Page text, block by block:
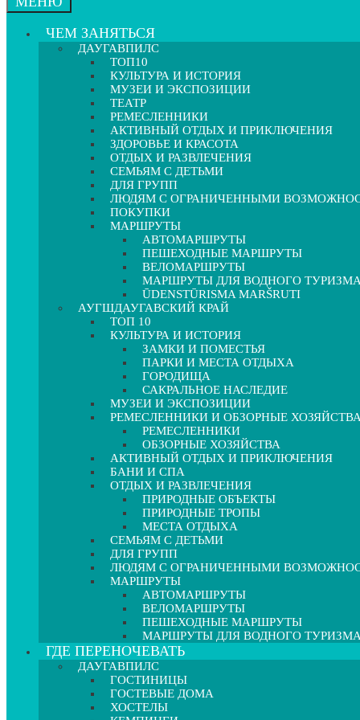
ЧЕМ ЗАНЯТЬСЯ
ДАУГАВПИЛС
ТОП10
КУЛЬТУРА И ИСТОРИЯ
МУЗЕИ И ЭКСПОЗИЦИИ
ТЕАТР
РЕМЕСЛЕННИКИ
АКТИВНЫЙ ОТДЫХ И ПРИКЛЮЧЕНИЯ
ЗДОРОВЬЕ И КРАСОТА
ОТДЫХ И РАЗВЛЕЧЕНИЯ
СЕМЬЯМ С ДЕТЬМИ
ДЛЯ ГРУПП
ЛЮДЯМ С ОГРАНИЧЕННЫМИ
ПОКУПКИ
МАРШРУТЫ
АВТОМАРШРУТЫ
ПЕШЕХОДНЫЕ МАРШРУТЫ
ВЕЛОМАРШРУТЫ
МАРШРУТЫ ДЛЯ ВОДНОГО ТУРИЗМА
ŪDENSTŪRISMA MARŠRUTI
АУГШДАУГАВСКИЙ КРАЙ
ТОП 10
КУЛЬТУРА И ИСТОРИЯ
ЗАМКИ И ПОМЕСТЬЯ
ПАРКИ И МЕСТА ОТДЫХА
ГОРОДИЩА
САКРАЛЬНОЕ НАСЛЕДИЕ
МУЗЕИ И ЭКСПОЗИЦИИ
РЕМЕСЛЕННИКИ И ОБЗОРНЫЕ ХОЗЯЙСТВА
РЕМЕСЛЕННИКИ
ОБЗОРНЫЕ ХОЗЯЙСТВА
АКТИВНЫЙ ОТДЫХ И ПРИКЛЮЧЕНИЯ
БАНИ И СПА
ОТДЫХ И РАЗВЛЕЧЕНИЯ
ПРИРОДНЫЕ ОБЪЕКТЫ
ПРИРОДНЫЕ ТРОПЫ
МЕСТА ОТДЫХА
СЕМЬЯМ С ДЕТЬМИ
ДЛЯ ГРУПП
ЛЮДЯМ С ОГРАНИЧЕННЫМИ
МАРШРУТЫ
АВТОМАРШРУТЫ
ВЕЛОМАРШРУТЫ
ПЕШЕХОДНЫЕ МАРШРУТЫ
МАРШРУТЫ ДЛЯ ВОДНОГО ТУРИЗМА
ГДЕ ПЕРЕНОЧЕВАТЬ
ДАУГАВПИЛС
ГОСТИНИЦЫ
ГОСТЕВЫЕ ДОМА
ХОСТЕЛЫ